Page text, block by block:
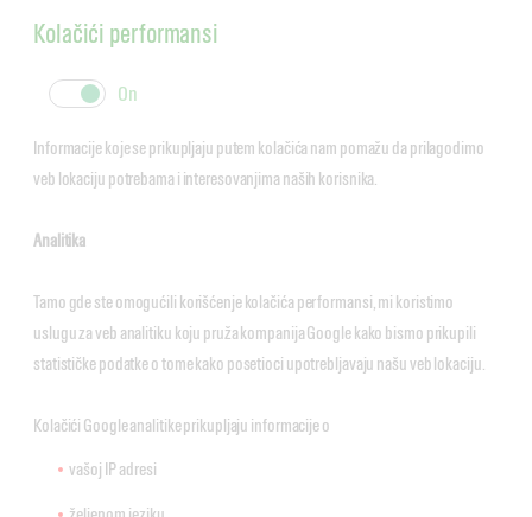
Kolačići performansi
cookie
Informacije koje se prikupljaju putem kolačića nam pomažu da prilagodimo
veb lokaciju potrebama i interesovanjima naših korisnika.
Analitika
Tamo gde ste omogućili korišćenje kolačića performansi, mi koristimo
uslugu za veb analitiku koju pruža kompanija Google kako bismo prikupili
statističke podatke o tome kako posetioci upotrebljavaju našu veb lokaciju.
Kolačići Google analitike prikupljaju informacije o
vašoj IP adresi